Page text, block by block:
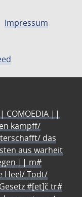
Impressum
COMOEDIA ||
kampff/
das
aus warheit
|| m#
Heel/ Todt/
#[et]c̃ tr#